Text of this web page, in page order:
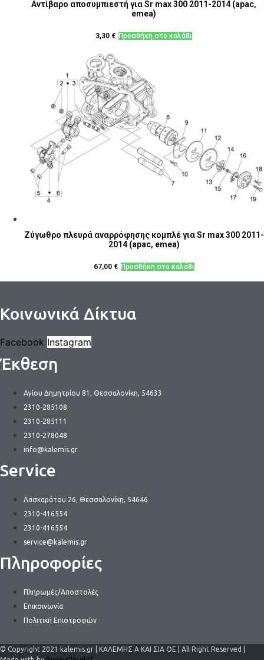
Αντίβαρο αποσυμπιεστή για Sr max 300 2011-2014 (apac,
emea)
3,30 € Προσθήκη στο καλάθι
Ζύγωθρο πλευρά αναρρόφησης κομπλέ για Sr max 300 2011-
2014 (apac, emea)
67,00 € Προσθήκη στο καλάθι
Κοινωνικά Δίκτυα
Facebook Instagram
Έκθεση
Αγίου Δημητρίου 81, Θεσσαλονίκη, 54633
2310-285108
2310-285111
2310-278048
info@kalemis.gr
Service
Λασκαράτου 26, Θεσσαλονίκη, 54646
2310-416554
2310-416554
service@kalemis.gr
Πληροφορίες
Πληρωμές/Αποστολές
Επικοινωνία
Πολιτική Επιστροφών
© Copyright 2021 kalemis.gr | ΚΑΛΕΜΗΣ Α ΚΑΙ ΣΙΑ ΟΕ | All Right Reserved |